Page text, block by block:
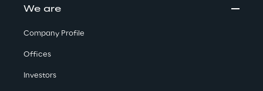
We are
Company Profile
Offices
Investors